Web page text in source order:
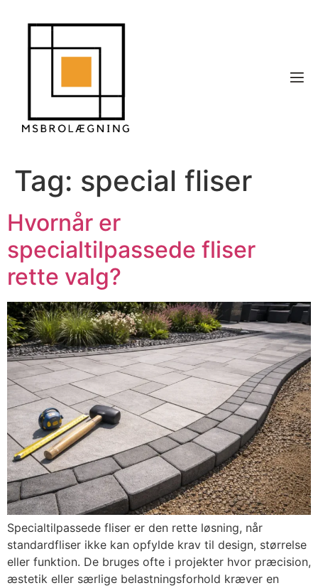
Tag: special fliser
Hvornår er
specialtilpassede fliser
rette valg?
Specialtilpassede fliser er den rette løsning, når
standardfliser ikke kan opfylde krav til design, størrelse
eller funktion. De bruges ofte i projekter hvor præcision,
æstetik eller særlige belastningsforhold kræver en